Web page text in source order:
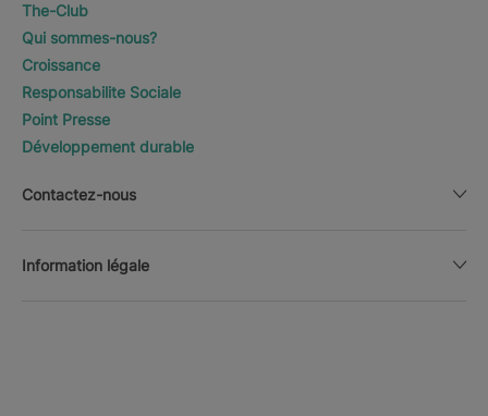
The-Club
Qui sommes-nous?
Croissance
Responsabilite Sociale
Point Presse
Développement durable
Contactez-nous
Information légale